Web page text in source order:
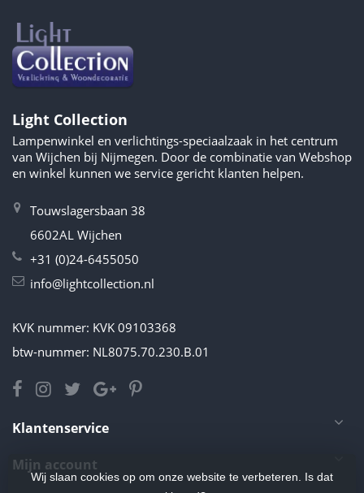
Light Collection
Lampenwinkel en verlichtings-speciaalzaak in het centrum
van Wijchen bij Nijmegen. Door de combinatie van Webshop
en winkel kunnen we service gericht klanten helpen.
Touwslagersbaan 38
6602AL Wijchen
+31 (0)24-6455050
info@lightcollection.nl
KVK nummer: KVK 09103368
btw-nummer: NL8075.70.230.B.01
Klantenservice
Mijn account
Wij slaan cookies op om onze website te verbeteren. Is dat